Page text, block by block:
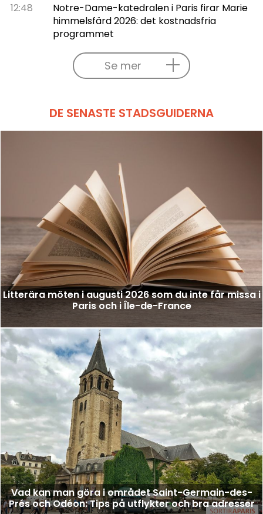
12:48
Notre-Dame-katedralen i Paris firar Marie
himmelsfärd 2026: det kostnadsfria
programmet
Se mer
DE SENASTE STADSGUIDERNA
Litterära möten i augusti 2026 som du inte får missa i
Paris och i Île-de-France
Vad kan man göra i området Saint-Germain-des-
Prés och Odéon: Tips på utflykter och bra adresser